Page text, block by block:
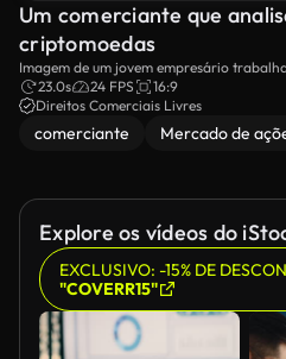
Um comerciante que
criptomoedas
Imagem de um jovem empresário
um PC.
23.0s 24 FPS
16:9
Direitos Comerciais Livres
comerciante Mercado de
Explore os vídeos do
EXCLUSIVO: -15% DE
"COVERR15"